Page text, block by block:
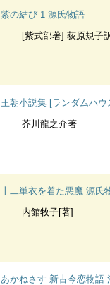
紫の結び 1 源氏物語
[紫式部著] 荻原規子
王朝小説集 [ランダムハウ
芥川龍之介著
十二単衣を着た悪魔 源氏
内館牧子[著]
あかねさす 新古今恋物語